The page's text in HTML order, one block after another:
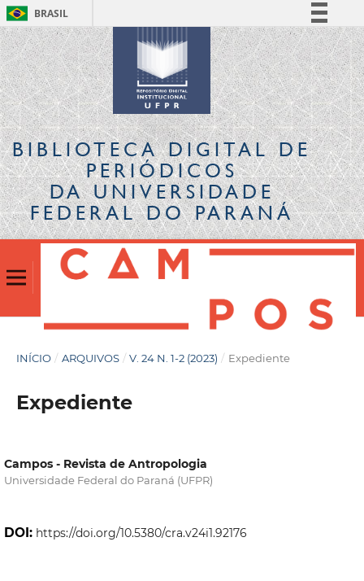
BRASIL
Simplifique!
Comunica BR
Participe
Acesso à informação
Legislação
Canais
BIBLIOTECA DIGITALDE
PERIÓDICOS
DA UNIVERSIDADE
FEDERAL DO PARANÁ
INÍCIO / ARQUIVOS / V. 24 N. 1-2 (2023) / Expediente
Expediente
Campos - Revista de Antropologia
Universidade Federal do Paraná (UFPR)
DOI: https://doi.org/10.5380/cra.v24i1.92176